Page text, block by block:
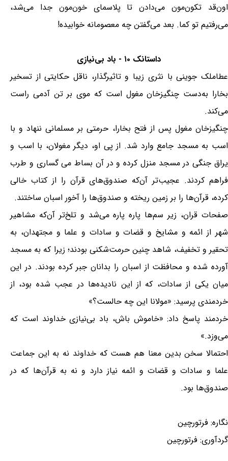
اون‌قد تکون‌مون می‌دادن تا پلاسمای خون‌مون جدا می‌شد،
می‌رفتیم تو کما. بعد می‌گفتن چه معصومانه خوابیده!
داستانک ۱۰ - باد بی‌نیازی
عطاملک جوینی با نثری زیبا و تاثیرگذار، ناقل حکایتی از تسخیر
بخارا به‌دست چنگیزخان مغول است که موی بر تن آدمی راست
می‌کند.
چنگیزخان مغول پس از فتح بخارا، حرمتی بر مسلمانی ننهاد و با
اسب به مسجد جامع وارد شد. از پی او، دیگر مغولان، با اسب و
یراق جنگی در مسجد منزل کرده و در آن بساط می گساری و طرب
فراهم کردند. عجیب‌تر آن‌که صندوق‌های قرآن را از کتاب خالی
کرده، قرآن‌ها را بر زمین ریخته و صندوق‌ها را آخور اسبان ساختند.
صفحات قران، زیر سم‌ها پاره پاره می‌شد و تلخ‌تر آن‌که مشاهیر
شهر از ائمه و مشایخ و قضات و سادات و علما و مجتهدان، به
تحقیر و تخفیف، شاهد چنین حرمت‌شکنی بودند؛ زیرا که به مسجد
آورده شده و محافظت از اسبان را بدانان جبر کرده بودند. در این
میان یکی از سادات، که از این نادیده‌ها در عجب شده بود، از
خردمندی پرسید: «مولانا این چه حالست؟»
خردمند پاسخ داد: «خاموش باش، باد بی‌نیازی خداوند است که
می‌وزد.»
احتمالا سخن بدین معنا هم هست که خداوند نه به این جماعت
علما و سادات و قضات و ائمه نیاز دارد و نه به قرآن‌ها که در
صندوق‌ها بود.
نگاره: فرتورچین
گردآوری: فرتورچین